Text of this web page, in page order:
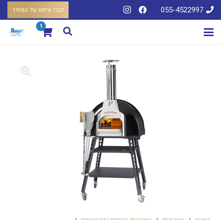
055-4522997 דברו איתנו על המחיר
1